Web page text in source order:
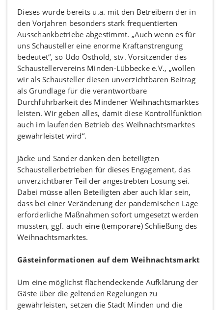
Dieses wurde bereits u.a. mit den Betreibern der in
den Vorjahren besonders stark frequentierten
Ausschankbetriebe abgestimmt. „Auch wenn es für
uns Schausteller eine enorme Kraftanstrengung
bedeutet“, so Udo Osthold, stv. Vorsitzender des
Schaustellervereins Minden-Lübbecke e.V., „wollen
wir als Schausteller diesen unverzichtbaren Beitrag
als Grundlage für die verantwortbare
Durchführbarkeit des Mindener Weihnachtsmarktes
leisten. Wir geben alles, damit diese Kontrollfunktion
auch im laufenden Betrieb des Weihnachtsmarktes
gewährleistet wird“.
Jäcke und Sander danken den beteiligten
Schaustellerbetrieben für dieses Engagement, das
unverzichtbarer Teil der angestrebten Lösung sei.
Dabei müsse allen Beteiligten aber auch klar sein,
dass bei einer Veränderung der pandemischen Lage
erforderliche Maßnahmen sofort umgesetzt werden
müssten, ggf. auch eine (temporäre) Schließung des
Weihnachtsmarktes.
Gästeinformationen auf dem Weihnachtsmarkt
Um eine möglichst flächendeckende Aufklärung der
Gäste über die geltenden Regelungen zu
gewährleisten, setzen die Stadt Minden und die